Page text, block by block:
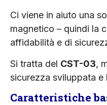
Ci viene in aiuto una
magnetico – quindi la
affidabilità e di
Si tratta del CST-03,
sicurezza sviluppata e
Caratteristiche